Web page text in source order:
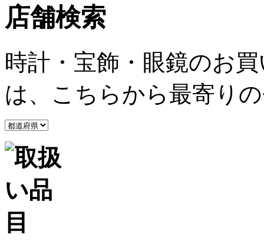
店舗検索
時計・宝飾・眼鏡のお
は、こちらから最寄り